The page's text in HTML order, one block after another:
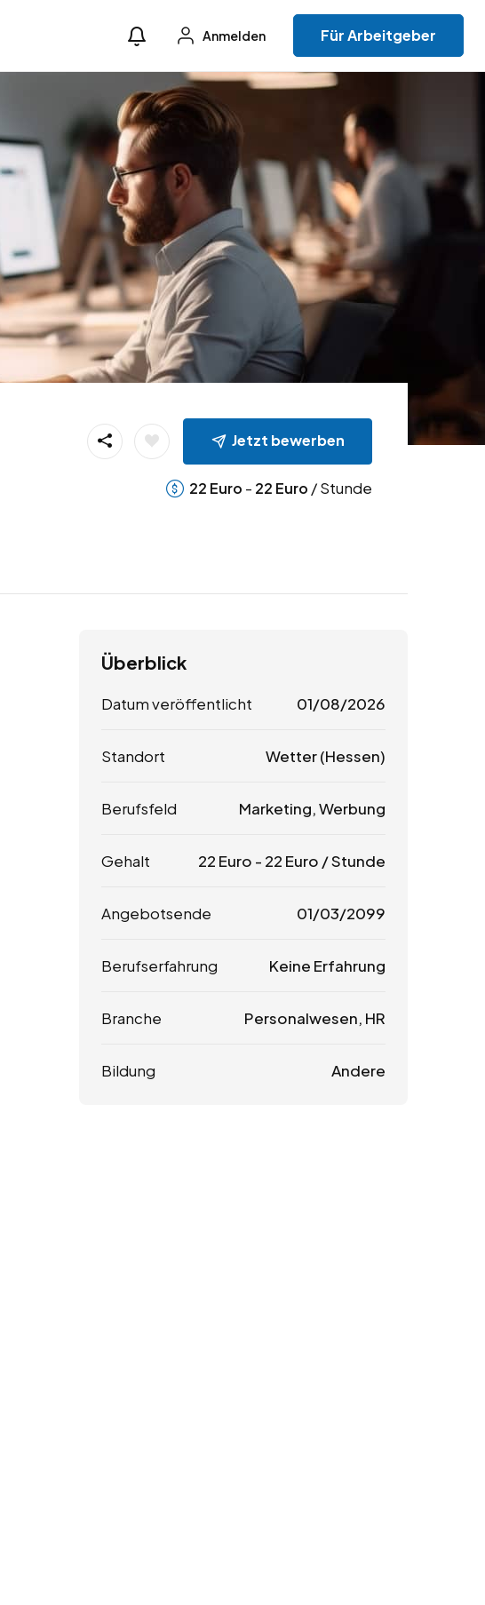
Anmelden Für Arbeitgeber
Jetzt bewerben
22 Euro - 22 Euro / Stunde
Überblick
Datum veröffentlicht 01/08/2026
Standort Wetter (Hessen)
Berufsfeld Marketing, Werbung
Gehalt 22 Euro - 22 Euro / Stunde
Angebotsende 01/03/2099
Berufserfahrung Keine Erfahrung
Branche Personalwesen, HR
Bildung Andere